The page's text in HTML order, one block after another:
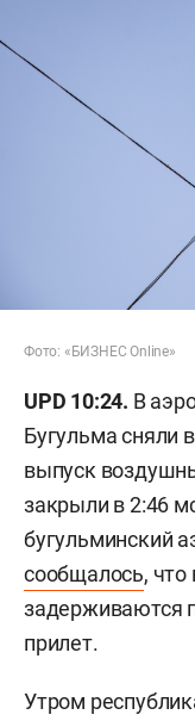
Фото: «БИЗНЕС Online»
UPD 10:24. В
Бугульма сняли
выпуск
закрыли в 2:46
бугульминский
сообщалось, что
задерживаются
прилет.
Утром